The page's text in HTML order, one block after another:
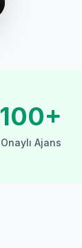
100+
Onaylı Ajans